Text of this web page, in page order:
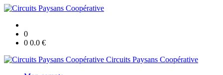
0
0 0.0 €
Circuits Paysans Coopérative